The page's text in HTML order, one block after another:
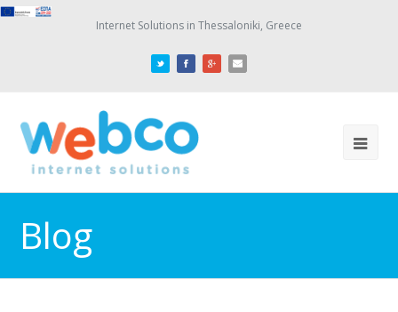
Internet Solutions in Thessaloniki, Greece
Blog